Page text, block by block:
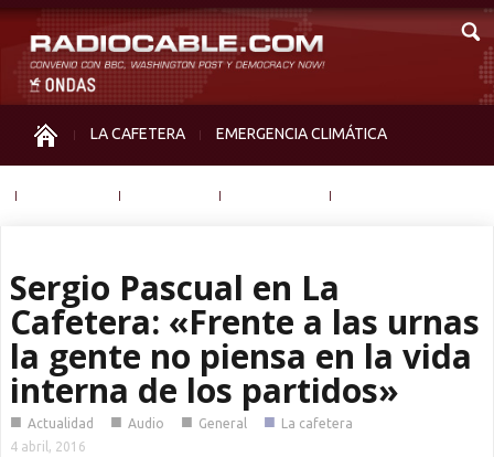
LA CAFETERA EMERGENCIA CLIMÁTICA
Sergio Pascual en La
Cafetera: «Frente a las urnas
la gente no piensa en la vida
interna de los partidos»
■ Actualidad ■ Audio ■ General ■ La cafetera
4 abril, 2016